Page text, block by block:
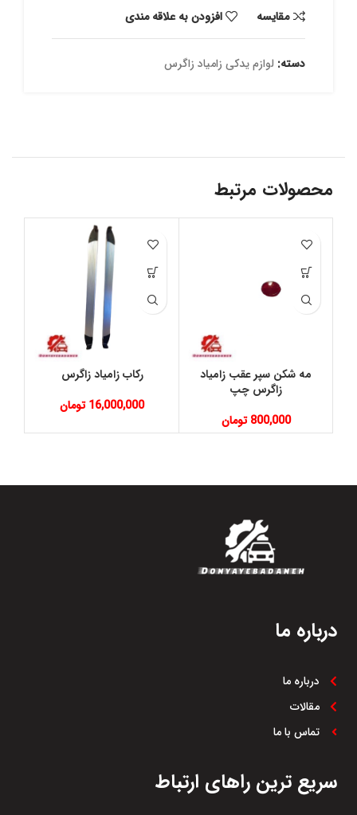
مقايسه
افزودن به علاقه مندی
دسته: لوازم یدکی زامیاد زاگرس
محصولات مرتبط
مه شکن سپر عقب زامیاد
زاگرس چپ
800,000 تومان
رکاب زامیاد زاگرس
16,000,000 تومان
درباره ما
درباره ما
مقالات
تماس با ما
سریع ترین راهای ارتباط